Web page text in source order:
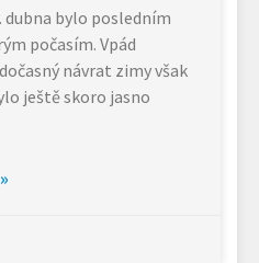
bylo posledním
počasím. Vpád
návrat zimy však
ještě skoro jasno